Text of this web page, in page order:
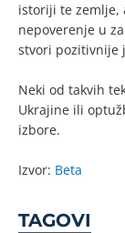
istoriji te zemlje,
nepoverenje u
stvori pozitivnije
Neki od takvih
Ukrajine ili
izbore.
Izvor: Beta
TAGOVI